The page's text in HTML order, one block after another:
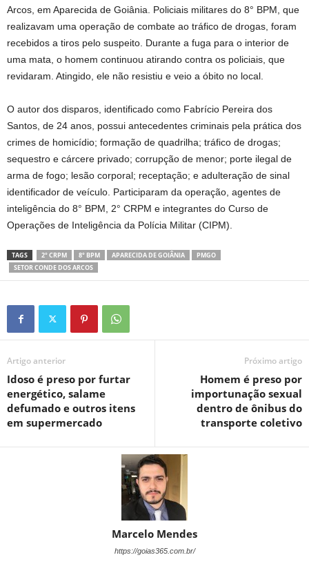
Arcos, em Aparecida de Goiânia. Policiais militares do 8° BPM, que
realizavam uma operação de combate ao tráfico de drogas, foram
recebidos a tiros pelo suspeito. Durante a fuga para o interior de
uma mata, o homem continuou atirando contra os policiais, que
revidaram. Atingido, ele não resistiu e veio a óbito no local.
O autor dos disparos, identificado como Fabrício Pereira dos
Santos, de 24 anos, possui antecedentes criminais pela prática dos
crimes de homicídio; formação de quadrilha; tráfico de drogas;
sequestro e cárcere privado; corrupção de menor; porte ilegal de
arma de fogo; lesão corporal; receptação; e adulteração de sinal
identificador de veículo. Participaram da operação, agentes de
inteligência do 8° BPM, 2° CRPM e integrantes do Curso de
Operações de Inteligência da Polícia Militar (CIPM).
TAGS 2° CRPM 8° BPM APARECIDA DE GOIÂNIA
PMGO
SETOR CONDE DOS ARCOS
Artigo anterior
Idoso é preso por furtar
energético, salame
defumado e outros itens
em supermercado
Próximo artigo
Homem é preso por
importunação sexual
dentro de ônibus do
transporte coletivo
Marcelo Mendes
https://goias365.com.br/